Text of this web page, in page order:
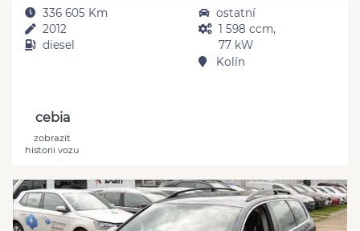
336 605 Km
2012
diesel
ostatní
1 598 ccm,
77 kW
Kolín
cebia
zobrazit
historii vozu